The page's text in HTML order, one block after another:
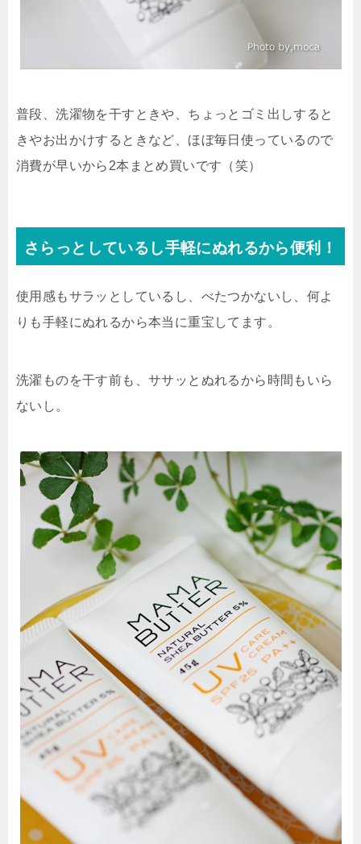
普段、洗濯物を干すときや、ちょっとゴミ出しすると
きやお出かけするときなど、ほぼ毎日使っているので
消費が早いから2本まとめ買いです（笑）
さらっとしているし手軽にぬれるから便利！
使用感もサラッとしているし、べたつかないし、何よ
りも手軽にぬれるから本当に重宝してます。
洗濯ものを干す前も、ササッとぬれるから時間もいら
ないし。